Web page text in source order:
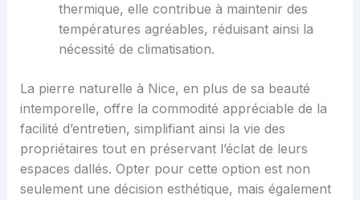
thermique, elle contribue à maintenir des
températures agréables, réduisant ainsi la
nécessité de climatisation.
La pierre naturelle à Nice, en plus de sa beauté
intemporelle, offre la commodité appréciable de la
facilité d’entretien, simplifiant ainsi la vie des
propriétaires tout en préservant l’éclat de leurs
espaces dallés. Opter pour cette option est non
seulement une décision esthétique, mais également